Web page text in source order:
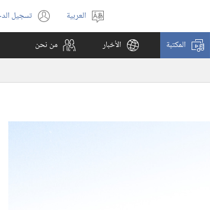
اختر
اللغة
العربية تسجيل(يفتح
نافذة
المكتبة الأخبار من نحن